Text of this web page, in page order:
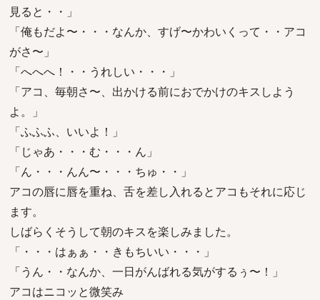
見ると・・」
「俺もだよ〜・・・なんか、すげ〜かわいくって・・アコ
がさ〜」
「へへへ！・・うれしい・・・」
「アコ、毎朝さ〜、出かける前におでかけのキスしよう
よ。」
「ふふふ、いいよ！」
「じゃあ・・・む・・・ん」
「ん・・・んん〜・・・ちゅ・・」
アコの唇に唇を重ね、舌を差し入れるとアコもそれに応じ
ます。
しばらくそうして朝のキスを楽しみました。
「・・・はぁぁ・・きもちいい・・・」
「うん・・なんか、一日がんばれる気がするぅ〜！」
アコはニコッと微笑み